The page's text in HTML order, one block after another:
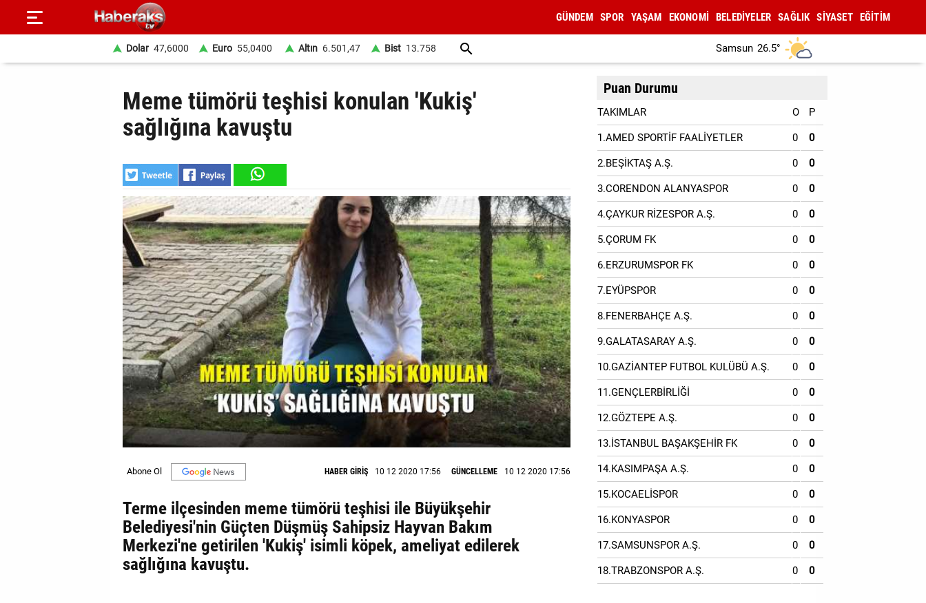
GÜNDEM SPOR YAŞAM EKONOMİ BELEDİYELER SAĞLIK SİYASET EĞİTİM
Dolar 47,6000 Euro 55,0400 Altın 6.501,47 Bist 13.758 Samsun 26.5°
Meme tümörü teşhisi konulan 'Kukiş'
sağlığına kavuştu
HABER GİRİŞ 10 12 2020 17:56 GÜNCELLEME 10 12 2020 17:56
Terme ilçesinden meme tümörü teşhisi ile Büyükşehir
Belediyesi'nin Güçten Düşmüş Sahipsiz Hayvan Bakım
Merkezi'ne getirilen 'Kukiş' isimli köpek, ameliyat edilerek
sağlığına kavuştu.
Puan Durumu
TAKIMLAR O P
1.AMED SPORTİF FAALİYETLER 0 0
2.BEŞİKTAŞ A.Ş. 0 0
3.CORENDON ALANYASPOR 0 0
4.ÇAYKUR RİZESPOR A.Ş. 0 0
5.ÇORUM FK 0 0
6.ERZURUMSPOR FK 0 0
7.EYÜPSPOR 0 0
8.FENERBAHÇE A.Ş. 0 0
9.GALATASARAY A.Ş. 0 0
10.GAZİANTEP FUTBOL KULÜBÜ A.Ş. 0 0
11.GENÇLERBİRLİĞİ 0 0
12.GÖZTEPE A.Ş. 0 0
13.İSTANBUL BAŞAKŞEHİR FK 0 0
14.KASIMPAŞA A.Ş. 0 0
15.KOCAELİSPOR 0 0
16.KONYASPOR 0 0
17.SAMSUNSPOR A.Ş. 0 0
18.TRABZONSPOR A.Ş. 0 0